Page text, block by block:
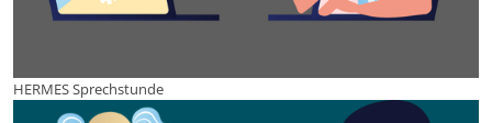
HERMES Sprechstunde